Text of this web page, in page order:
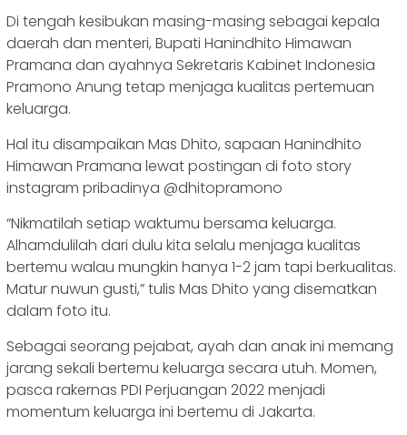
Di tengah kesibukan masing-masing sebagai kepala
daerah dan menteri, Bupati Hanindhito Himawan
Pramana dan ayahnya Sekretaris Kabinet Indonesia
Pramono Anung tetap menjaga kualitas pertemuan
keluarga.
Hal itu disampaikan Mas Dhito, sapaan Hanindhito
Himawan Pramana lewat postingan di foto story
instagram pribadinya @dhitopramono
“Nikmatilah setiap waktumu bersama keluarga.
Alhamdulilah dari dulu kita selalu menjaga kualitas
bertemu walau mungkin hanya 1-2 jam tapi berkualitas.
Matur nuwun gusti,” tulis Mas Dhito yang disematkan
dalam foto itu.
Sebagai seorang pejabat, ayah dan anak ini memang
jarang sekali bertemu keluarga secara utuh. Momen,
pasca rakernas PDI Perjuangan 2022 menjadi
momentum keluarga ini bertemu di Jakarta.